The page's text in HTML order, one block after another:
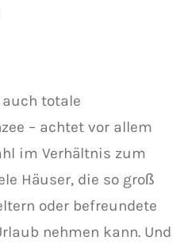
auch totale
– achtet vor allem
im Verhältnis zum
Häuser, die so groß
oder befreundete
nehmen kann. Und